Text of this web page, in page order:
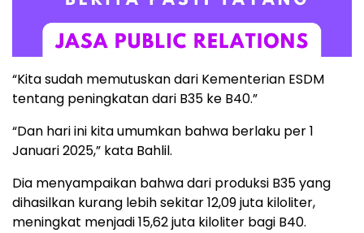
“Kita sudah memutuskan dari Kementerian ESDM
tentang peningkatan dari B35 ke B40.”
“Dan hari ini kita umumkan bahwa berlaku per 1
Januari 2025,” kata Bahlil.
Dia menyampaikan bahwa dari produksi B35 yang
dihasilkan kurang lebih sekitar 12,09 juta kiloliter,
meningkat menjadi 15,62 juta kiloliter bagi B40.